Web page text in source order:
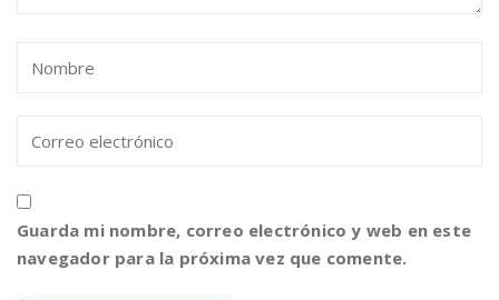
Guarda mi nombre, correo electrónico y web en este
navegador para la próxima vez que comente.